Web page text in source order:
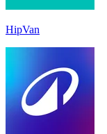
HipVan